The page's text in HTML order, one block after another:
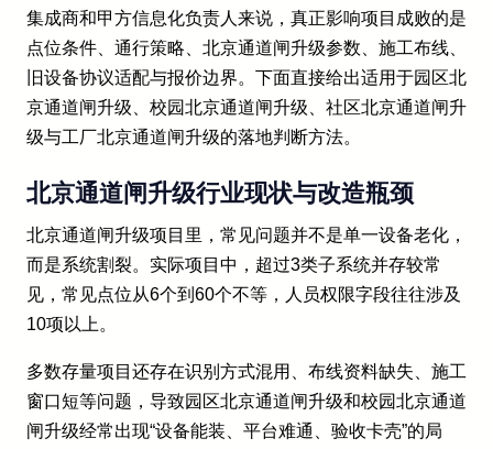
集成商和甲方信息化负责人来说，真正影响项目成败的是
点位条件、通行策略、北京通道闸升级参数、施工布线、
旧设备协议适配与报价边界。下面直接给出适用于园区北
京通道闸升级、校园北京通道闸升级、社区北京通道闸升
级与工厂北京通道闸升级的落地判断方法。
北京通道闸升级行业现状与改造瓶颈
北京通道闸升级项目里，常见问题并不是单一设备老化，
而是系统割裂。实际项目中，超过3类子系统并存较常
见，常见点位从6个到60个不等，人员权限字段往往涉及
10项以上。
多数存量项目还存在识别方式混用、布线资料缺失、施工
窗口短等问题，导致园区北京通道闸升级和校园北京通道
闸升级经常出现“设备能装、平台难通、验收卡壳”的局